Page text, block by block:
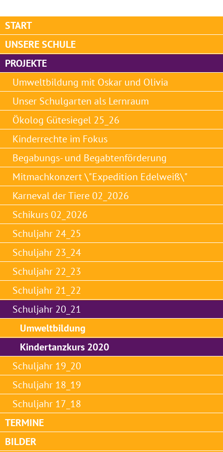
START
UNSERE SCHULE
PROJEKTE
Umweltbildung mit Oskar und Olivia
Unser Schulgarten als Lernraum
Ökolog Gütesiegel 25_26
Kinderrechte im Fokus
Begabungs- und Begabtenförderung
Mitmachkonzert \"Expedition Edelweiß\"
Karneval der Tiere 02_2026
Schikurs 02_2026
Schuljahr 24_25
Schuljahr 23_24
Schuljahr 22_23
Schuljahr 21_22
Schuljahr 20_21
Umweltbildung
Kindertanzkurs 2020
Schuljahr 19_20
Schuljahr 18_19
Schuljahr 17_18
TERMINE
BILDER